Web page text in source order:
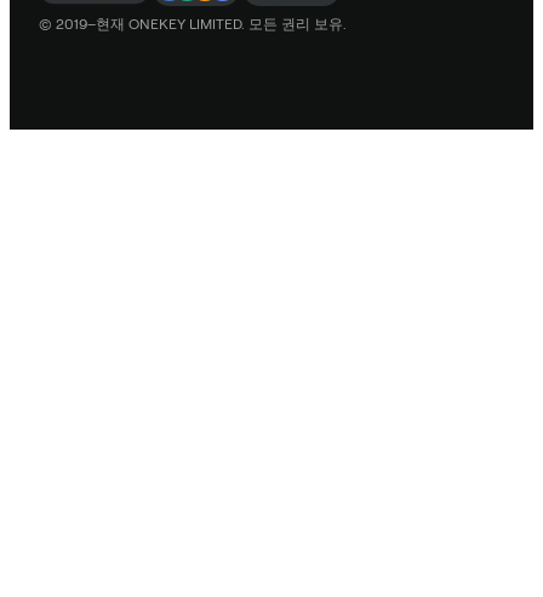
© 2019–현재 ONEKEY LIMITED. 모든 권리 보유.